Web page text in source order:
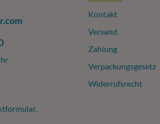
.
Kontakt
Versand
Zahlung
Verpackungsgesetz
Widerrufsrecht